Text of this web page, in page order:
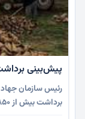
پیش‌بینی برداشت ۸۵۰هزار تن چغندرقند در
رئیس سازمان
برداشت بیش از ۸۵۰ هزار تن چغندرقند از مزارع این استان در …